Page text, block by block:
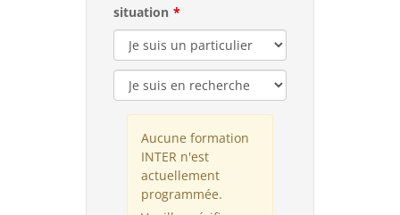
situation
Aucune formation
INTER n'est
actuellement
programmée.